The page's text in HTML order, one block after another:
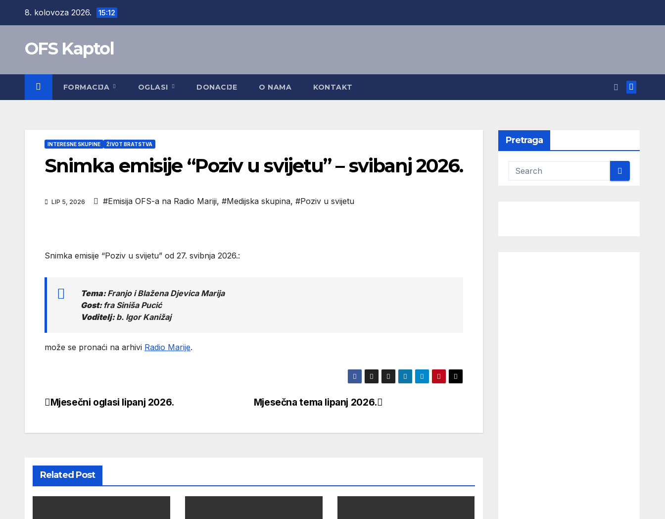
8. kolovoza 2026. 15:12
OFS Kaptol
FORMACIJA OGLASI DONACIJE O NAMA KONTAKT
INTERESNE SKUPINE ŽIVOT BRATSTVA
Snimka emisije “Poziv u svijetu” – svibanj 2026.
LIP 5, 2026 #Emisija OFS-a na Radio Mariji, #Medijska skupina, #Poziv u svijetu
Snimka emisije “Poziv u svijetu” od 27. svibnja 2026.:
Tema:Franjo i Blažena Djevica Marija
Gost:fra Siniša Pucić
Voditelj:b. Igor Kanižaj
može se pronaći na arhivi Radio Marije.
Navigacija
Mjesečna tema lipanj 2026.
Mjesečni oglasi lipanj 2026.
Related Post
Pretraga